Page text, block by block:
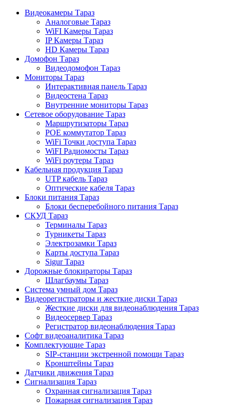
Видеокамеры Тараз
Аналоговые Тараз
WiFI Камеры Тараз
IP Камеры Тараз
HD Камеры Тараз
Домофон Тараз
Видеодомофон Тараз
Мониторы Тараз
Интерактивная панель Тараз
Видеостена Тараз
Внутренние мониторы Тараз
Сетевое оборудование Тараз
Маршрутизаторы Тараз
POE коммутатор Тараз
WiFi Точки доступа Тараз
WiFI Радиомосты Тараз
WiFi роутеры Тараз
Кабельная продукция Тараз
UTP кабель Тараз
Оптические кабеля Тараз
Блоки питания Тараз
Блоки бесперебойного питания Тараз
СКУД Тараз
Терминалы Тараз
Турникеты Тараз
Электрозамки Тараз
Карты доступа Тараз
Sigur Тараз
Дорожные блокираторы Тараз
Шлагбаумы Тараз
Система умный дом Тараз
Видеорегистраторы и жесткие диски Тараз
Жесткие диски для видеонаблюдения Тараз
Видеосервер Тараз
Регистратор видеонаблюдения Тараз
Софт видеоаналитика Тараз
Комплектующие Тараз
SIP-станции экстренной помощи Тараз
Кронштейны Тараз
Датчики движения Тараз
Сигнализация Тараз
Охранная сигнализация Тараз
Пожарная сигнализация Тараз